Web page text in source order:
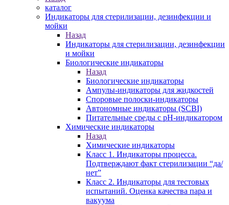
каталог
Индикаторы для стерилизации, дезинфекции и
мойки
Назад
Индикаторы для стерилизации, дезинфекции
и мойки
Биологические индикаторы
Назад
Биологические индикаторы
Ампулы-индикаторы для жидкостей
Споровые полоски-индикаторы
Автономные индикаторы (SCBI)
Питательные среды с рН-индикатором
Химические индикаторы
Назад
Химические индикаторы
Класс 1. Индикаторы процесса.
Подтверждают факт стерилизации “да/
нет”
Класс 2. Индикаторы для тестовых
испытаний. Оценка качества пара и
вакуума